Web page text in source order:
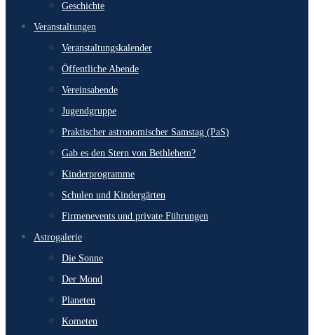
Geschichte
Veranstaltungen
Veranstaltungskalender
Öffentliche Abende
Vereinsabende
Jugendgruppe
Praktischer astronomischer Samstag (PaS)
Gab es den Stern von Bethlehem?
Kinderprogramme
Schulen und Kindergärten
Firmenevents und private Führungen
Astrogalerie
Die Sonne
Der Mond
Planeten
Kometen